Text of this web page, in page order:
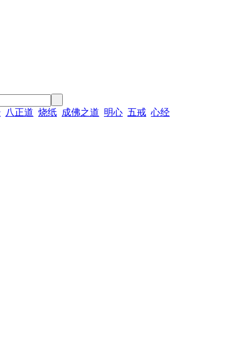
八正道 烧纸 成佛之道 明心 五戒 心经